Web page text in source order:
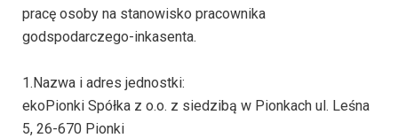
pracę osoby na stanowisko pracownika
godspodarczego-inkasenta.
1.Nazwa i adres jednostki:
ekoPionki Spółka z o.o. z siedzibą w Pionkach ul. Leśna
5, 26-670 Pionki